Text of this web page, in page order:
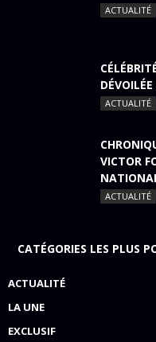
ACTUALITÉ
ACTUALITÉ
VICTOR
ACTUALITÉ
CATÉGORIES LES PLUS
ACTUALITÉ
LA UNE
EXCLUSIF